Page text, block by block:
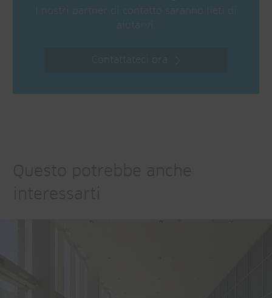
I nostri partner di contatto saranno lieti di
aiutarvi.
Contattateci ora